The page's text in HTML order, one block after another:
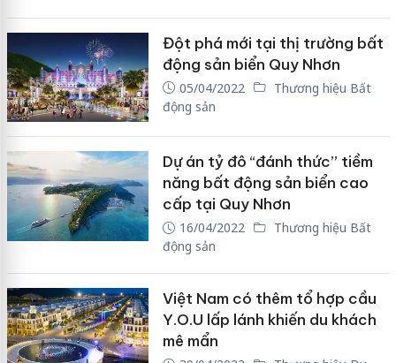
Đột phá mới tại thị trường bất
động sản biển Quy Nhơn
05/04/2022
Thương hiệu Bất
động sản
Dự án tỷ đô “đánh thức” tiềm
năng bất động sản biển cao
cấp tại Quy Nhơn
16/04/2022
Thương hiệu Bất
động sản
Việt Nam có thêm tổ hợp cầu
Y.O.U lấp lánh khiến du khách
mê mẩn